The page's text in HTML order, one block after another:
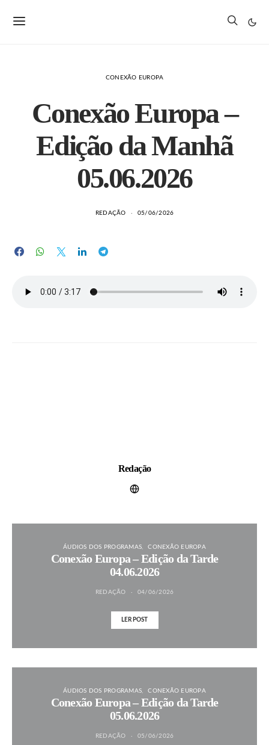
CONEXÃO EUROPA
Conexão Europa –
Edição da Manhã
05.06.2026
REDAÇÃO 05/06/2026
Redação
ÁUDIOS DOS PROGRAMAS CONEXÃO EUROPA
Conexão Europa – Edição da Tarde
04.06.2026
REDAÇÃO 04/06/2026
LER POST
ÁUDIOS DOS PROGRAMAS CONEXÃO EUROPA
Conexão Europa – Edição da Tarde
05.06.2026
REDAÇÃO 05/06/2026